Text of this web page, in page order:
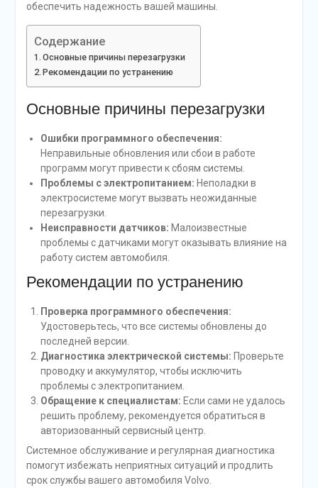
обеспечить надежность вашей машины.
Содержание
Основные причины перезагрузки
Рекомендации по устранению
Основные причины перезагрузки
Ошибки программного обеспечения:
Неправильные обновления или сбои в работе
программ могут привести к сбоям системы.
Проблемы с электропитанием: Неполадки в
электросистеме могут вызвать неожиданные
перезагрузки.
Неисправности датчиков: Малоизвестные
проблемы с датчиками могут оказывать влияние на
работу систем автомобиля.
Рекомендации по устранению
Проверка программного обеспечения:
Удостоверьтесь, что все системы обновлены до
последней версии.
Диагностика электрической системы: Проверьте
проводку и аккумулятор, чтобы исключить
проблемы с электропитанием.
Обращение к специалистам: Если сами не удалось
решить проблему, рекомендуется обратиться в
авторизованный сервисный центр.
Системное обслуживание и регулярная диагностика
помогут избежать неприятных ситуаций и продлить
срок службы вашего автомобиля Volvo.